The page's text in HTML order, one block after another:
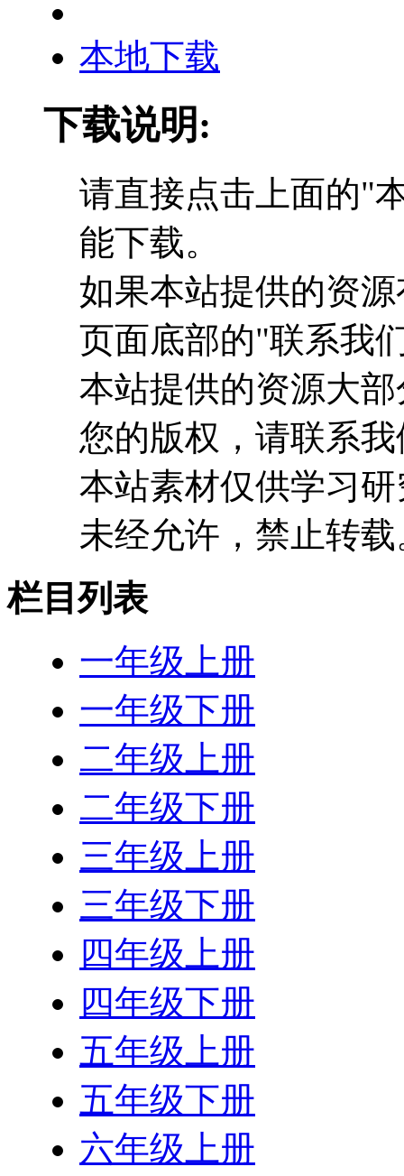
本地下载
下载说明:
请直接点击上面的"
能下载。
如果本站提供的资
页面底部的"联系我
本站提供的资源大
您的版权，请联系
本站素材仅供学习
未经允许，禁止转载
栏目列表
一年级上册
一年级下册
二年级上册
二年级下册
三年级上册
三年级下册
四年级上册
四年级下册
五年级上册
五年级下册
六年级上册